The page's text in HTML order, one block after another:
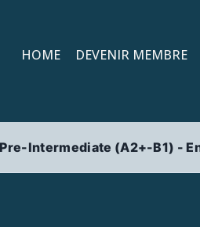
HOME DEVENIR MEMBRE
Intermediate (A2+-B1) -